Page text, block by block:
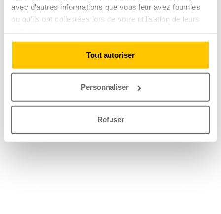
avec d'autres informations que vous leur avez fournies
ou qu'ils ont collectées lors de votre utilisation de leurs
Tout autoriser
Personnaliser
Refuser